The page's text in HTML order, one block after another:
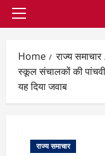
Primary
Home
राज्य समाचार
स्कूल संचालकों की
यह दिया जवाब
राज्य समाचार